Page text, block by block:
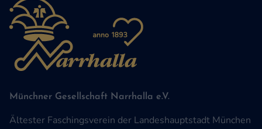
Münchner Gesellschaft Narrhalla e.V.
Ältester Faschingsverein der Landeshauptstadt München